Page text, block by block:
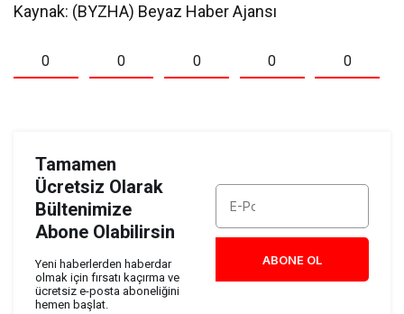
Kaynak: (BYZHA) Beyaz Haber Ajansı
0 0 0 0 0
Tamamen
Ücretsiz Olarak
Bültenimize
Abone Olabilirsin
Yeni haberlerden haberdar
olmak için fırsatı kaçırma ve
ücretsiz e-posta aboneliğini
hemen başlat.
ABONE OL